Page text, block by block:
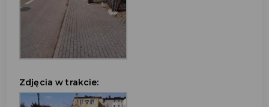
Zdjęcia w trakcie: